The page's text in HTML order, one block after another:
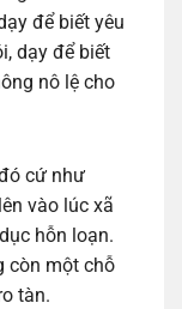
để biết yêu
dạy để biết
nô lệ cho
cứ như
vào lúc xã
hỗn loạn.
còn một chỗ
tàn.